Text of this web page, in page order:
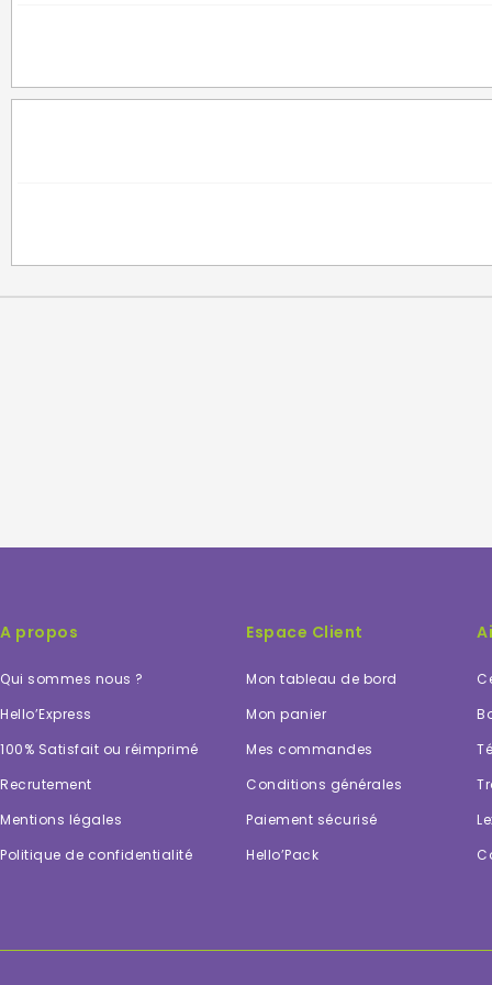
A propos
Qui sommes nous ?
Hello’Express
100% Satisfait ou réimprimé
Recrutement
Mentions légales
Politique de confidentialité
Espace Client
Mon tableau de bord
Mon panier
Mes commandes
Conditions générales
Paiement sécurisé
Hello’Pack